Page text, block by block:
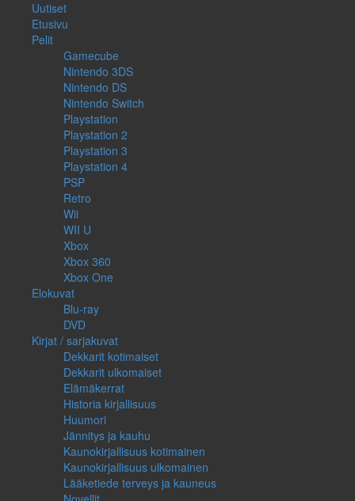
Uutiset
Etusivu
Pelit
Gamecube
Nintendo 3DS
Nintendo DS
Nintendo Switch
Playstation
Playstation 2
Playstation 3
Playstation 4
PSP
Retro
Wii
WII U
Xbox
Xbox 360
Xbox One
Elokuvat
Blu-ray
DVD
Kirjat / sarjakuvat
Dekkarit kotimaiset
Dekkarit ulkomaiset
Elämäkerrat
Historia kirjallisuus
Huumori
Jännitys ja kauhu
Kaunokirjallisuus kotimainen
Kaunokirjallisuus ulkomainen
Lääketiede terveys ja kauneus